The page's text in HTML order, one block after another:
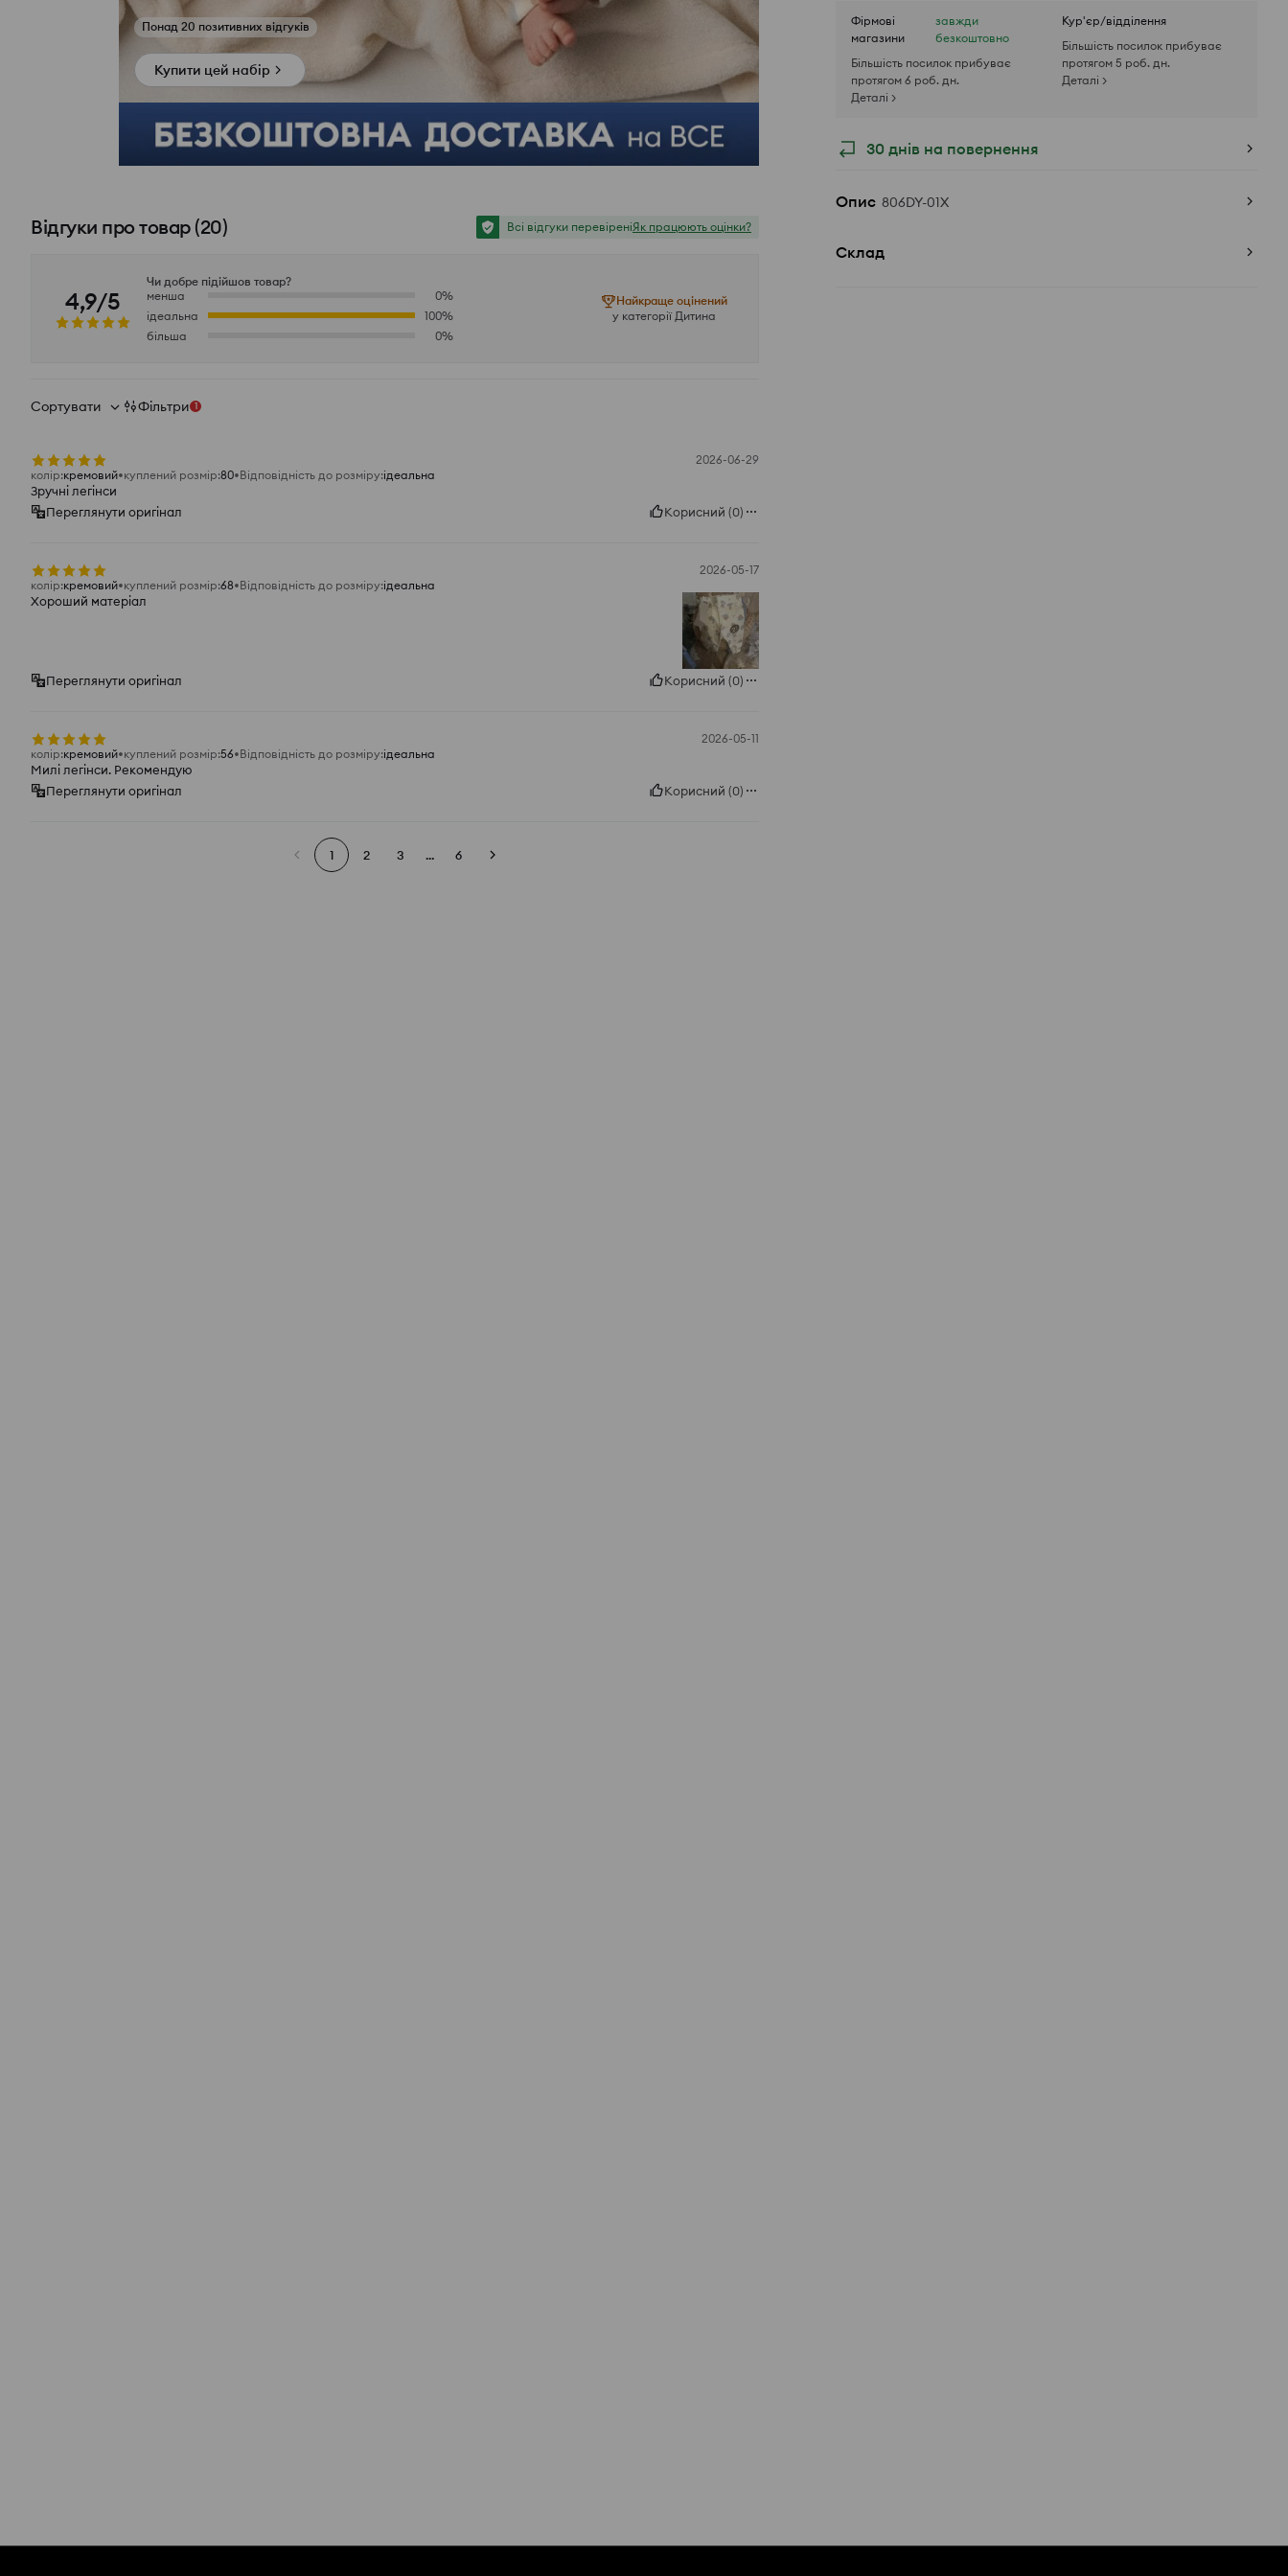
Фірмові
магазини
завжди
безкоштовно
Більшість посилок прибуває
протягом 6 роб. дн.
Деталі >
Кур'єр/відділення
Більшість посилок прибуває
протягом 5 роб. дн.
Деталі >
30 днів на повернення
Опис 806DY-01X
Склад
Переглянути фото з відгуків
Купити цей набір
Відгуки про товар(20) Всі відгуки перевіреніЯк працюють оцінки?
4,9/5
Чи добре підійшов товар?
менша
0%
ідеальна
100%
більша
0%
Найкраще оцінений
у категорії Дитина
Сортувати Фільтри 1
2026-06-29
колір:кремовий куплений розмір:80 Відповідність до розміру:ідеальна
Зручні легінси
Переглянути оригінал
Корисний (0)
2026-05-17
колір:кремовий куплений розмір:68 Відповідність до розміру:ідеальна
Хороший матеріал
Переглянути оригінал Корисний (0)
2026-05-11
колір:кремовий куплений розмір:56 Відповідність до розміру:ідеальна
Милі легінси. Рекомендую
Переглянути оригінал
Корисний (0)
1 2 3 ... 6